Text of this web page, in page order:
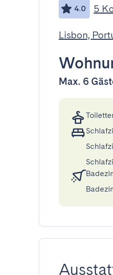
4.0 5
Lisbon,
Max. 6